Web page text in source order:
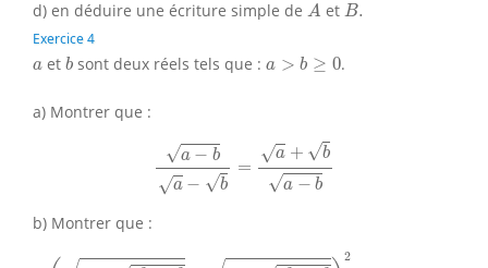
d) en déduire une écriture simple de A et B.
Exercice 4
a
a et b
b sont deux réels tels que : a > b ≥ 0
a >b ≥ 0 .
a) Montrer que :
√a − b
√a − √b
=
√a + √b
√a − b
a−ba− ba
b) Montrer que :
2
a −b